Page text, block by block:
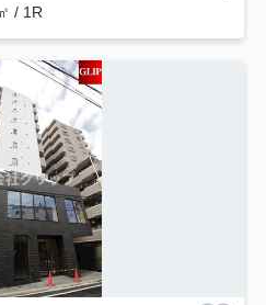
/ 1R